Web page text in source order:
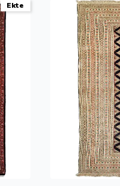
Ekte